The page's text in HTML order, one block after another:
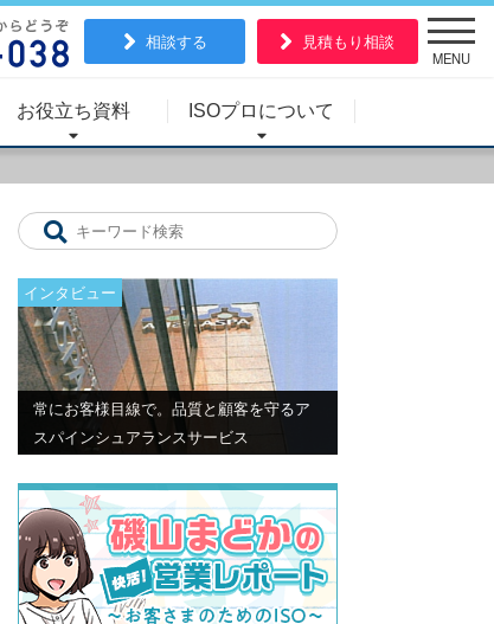
相談する 見積もり相談
MENU
お役立ち資料 ISOプロについて
インタビュー
常にお客様目線で。品質と顧客を守るア
スパインシュアランスサービス